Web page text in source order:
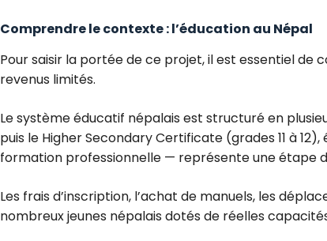
Comprendre le contexte : l’éducation au Népal
Pour saisir la portée de ce projet, il est essentiel de
revenus limités.
Le système éducatif népalais est structuré en
puis le Higher Secondary Certificate (grades 11 à
formation professionnelle — représente une étape
Les frais d’inscription, l’achat de manuels, les
nombreux jeunes népalais dotés de réelles